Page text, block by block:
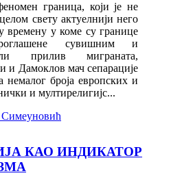
граница, који је не
свету актуелнији него
у коме су границе
сувишним и
прилив миграната,
и Дамоклов мач сепарације
немалог броја европских и
и мултирелигијс...
КАО ИНДИКАТОР